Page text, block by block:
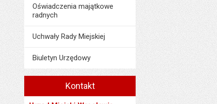
Oświadczenia majątkowe
radnych
Uchwały Rady Miejskiej
Biuletyn Urzędowy
Kontakt